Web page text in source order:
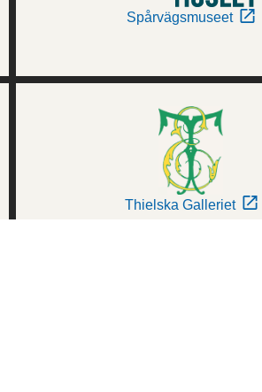
Spårvägsmuseet
Thielska Galleriet